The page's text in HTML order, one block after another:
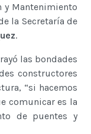
y Mantenimiento
la Secretaría de
.
las bondades
constructores
“si hacemos
comunicar es la
de puentes y